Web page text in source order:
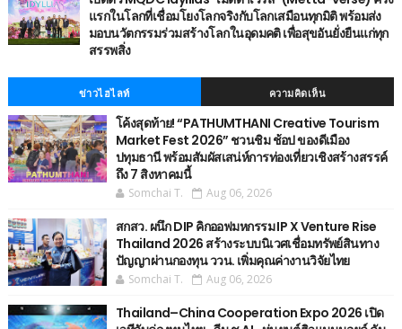
แรกในโลกที่เชื่อมโยงโลกจริงกับโลกเสมือนทุกมิติ พร้อมส่ง
มอบนวัตกรรมร่วมสร้างโลกในอุดมคติ เพื่อสุขอันยั่งยืนแก่ทุก
สรรพสิ่ง
ข่าวไฮไลท์ ความคิดเห็น
โค้งสุดท้าย! “PATHUMTHANI Creative Tourism
Market Fest 2026” ชวนชิม ช้อป ของดีเมือง
ปทุมธานี พร้อมสัมผัสเสน่ห์การท่องเที่ยวเชิงสร้างสรรค์
ถึง 7 สิงหาคมนี้
Somchai T. Aug 06, 2026
สกสว. ผนึก DIP คิกออฟมหกรรม IP X Venture Rise
Thailand 2026 สร้างระบบนิเวศเชื่อมทรัพย์สินทาง
ปัญญาผ่านกองทุน ววน. เพิ่มคุณค่างานวิจัยไทย
Somchai T. Aug 06, 2026
Thailand–China Cooperation Expo 2026 เปิด